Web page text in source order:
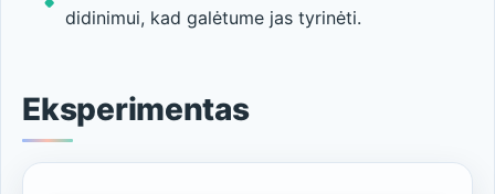
didinimui, kad galėtume jas tyrinėti.
Eksperimentas